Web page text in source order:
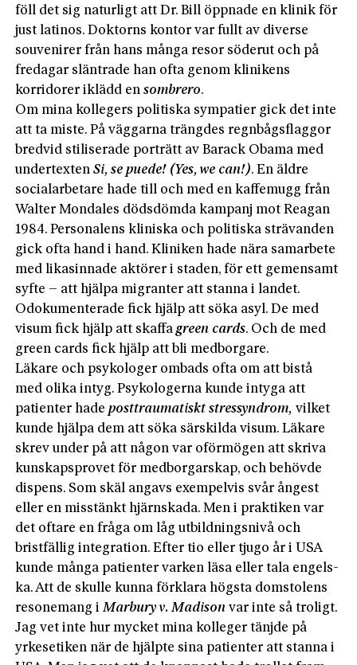
föll det sig naturligt att Dr. Bill öppnade en klinik för
just latinos. Doktorns kontor var fullt av diverse
souvenirer från hans många resor söderut och på
fredagar släntrade han ofta genom klinikens
korridorer iklädd ensombrero.
Om mina kollegers politiska sympatier gick det inte
att ta miste. På väggarna trängdes regnbågsflaggor
bredvid stiliserade porträtt av Barack Obama med
undertextenSi, se puede! (Yes, we can!). En äldre
socialarbetare hade till och med en kaffemugg från
Walter Mondales dödsdömda kampanj mot Reagan
1984. Personalens kliniska och politiska strävanden
gick ofta hand i hand. Kliniken hade nära samarbete
med likasinnade aktörer i staden, för ett gemensamt
syfte – att hjälpa migranter att stanna i landet.
Odokumenterade fick hjälp att söka asyl. De med
visum fick hjälp att skaffagreen cards. Och de med
green cards fick hjälp att bli medborgare.
Läkare och psykologer ombads ofta om att bistå
med olika intyg. Psykologerna kunde intyga att
patienter hadeposttraumatiskt stressyndrom, vilket
kunde hjälpa dem att söka särskilda visum. Läkare
skrev under på att någon var oförmögen att skriva
kunskapsprovet för medborgarskap, och behövde
dispens. Som skäl angavs exempelvis svår ångest
eller en misstänkt hjärnskada. Men i praktiken var
det oftare en fråga om låg utbildningsnivå och
bristfällig integration. Efter tio eller tjugo år i USA
kunde många patienter varken läsa eller tala engels­
ka. Att de skulle kunna förklara högsta domstolens
resonemang iMarbury v. Madison var inte så troligt.
Jag vet inte hur mycket mina kolleger tänjde på
yrkesetiken när de hjälpte sina patienter att stanna i